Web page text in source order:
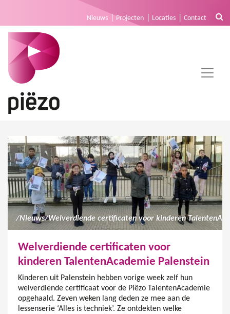
Nieuws Projecten Locaties Contact
/Nieuws/
Welverdiende certificaten voor
kinderen TalentenAcademie Palenstein
Kinderen uit Palenstein hebben vorige week zelf hun
welverdiende certificaat voor de Piëzo TalentenAcademie
opgehaald. Zeven weken lang deden ze mee aan de
lessenserie ‘Alles is techniek’. Ze ontdekten welke